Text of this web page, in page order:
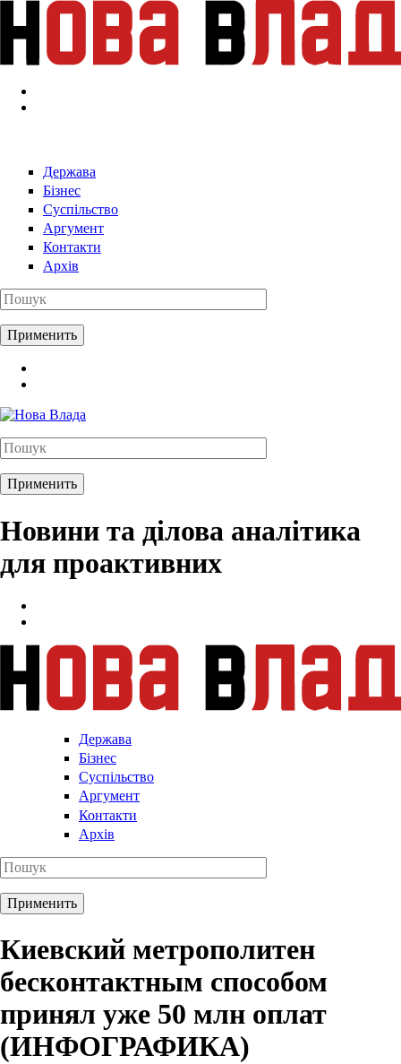
Перейти к основному содержанию
Держава
Бізнес
Суспільство
Аргумент
Контакти
Архів
Новини та ділова аналітика
для проактивних
Держава
Бізнес
Суспільство
Аргумент
Контакти
Архів
Киевский метрополитен
бесконтактным способом
принял уже 50 млн оплат
(ИНФОГРАФИКА)